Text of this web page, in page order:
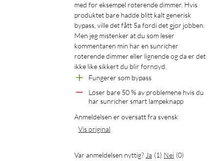
med for eksempel roterende dimmer. Hvis
produktet bare hadde blitt kalt generisk
bypass, ville det fått 5a fordi det gjør jobben.
Men jeg mistenker at du som leser
kommentaren min har en sunricher
roterende dimmer eller lignende og da er det
ikke like sikkert du blir fornøyd.
Fungerer som bypass
Løser bare 50 % av problemene hvis du
har sunricher smart lampeknapp
Anmeldelsen er oversatt fra svensk
Vis original
Var anmeldelsen nyttig? Ja (1) Nei (0)